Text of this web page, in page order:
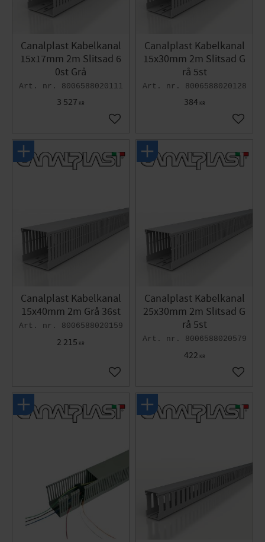
Canalplast Kabelkanal
15x17mm 2m Slitsad 6
0st Grå
8006588020111
3 527 KR
Lägg till i favoriter
Canalplast Kabelkanal
15x30mm 2m Slitsad G
rå 5st
8006588020128
384KR
Lägg
Canalplast Kabelkanal
15x40mm 2m Grå 36st
8006588020159
2 215 KR
Lägg till i favoriter
Canalplast Kabelkanal
25x30mm 2m Slitsad G
rå 5st
8006588020579
422 KR
Lägg